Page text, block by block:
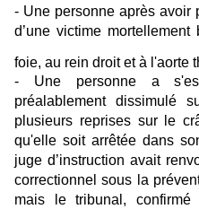
- Une personne après avoir
d’une victime
foie, au rein droit et à l'aorte
- Une personne a
préalablement
plusieurs reprises sur le
qu'elle soit arrêtée dans
juge d’instruction avait
correctionnel sous la
mais le tribunal, confirmé